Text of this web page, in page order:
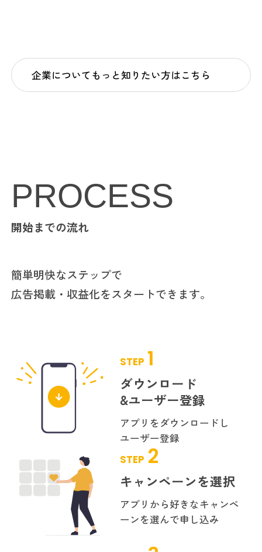
企業についてもっと知りたい方はこちら
PROCESS
開始までの流れ
簡単明快なステップで
広告掲載・収益化をスタートできます。
STEP 1
ダウンロード
&ユーザー登録
アプリをダウンロードし
ユーザー登録
STEP 2
キャンペーンを選択
アプリから好きなキャンペ
ーンを選んで申し込み